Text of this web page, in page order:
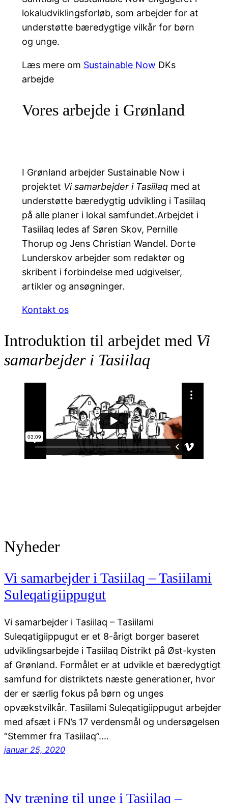
lokaludviklingsforløb, som arbejder for at
understøtte bæredygtige vilkår for børn
og unge.
Læs mere om Sustainable Now DKs
arbejde
Vores arbejde i Grønland
I Grønland arbejder Sustainable Now i
projektet Vi samarbejder i Tasiilaq med at
understøtte bæredygtig udvikling i Tasiilaq
på alle planer i lokal samfundet.Arbejdet i
Tasiilaq ledes af Søren Skov, Pernille
Thorup og Jens Christian Wandel. Dorte
Lunderskov arbejder som redaktør og
skribent i forbindelse med udgivelser,
artikler og ansøgninger.
Kontakt os
Introduktion til arbejdet med Vi
samarbejder i Tasiilaq
Nyheder
Vi samarbejder i Tasiilaq – Tasiilami
Suleqatigiippugut
Vi samarbejder i Tasiilaq – Tasiilami
Suleqatigiippugut er et 8-årigt borger baseret
udviklingsarbejde i Tasiilaq Distrikt på Øst-kysten
af Grønland. Formålet er at udvikle et bæredygtigt
samfund for distriktets næste generationer, hvor
der er særlig fokus på børn og unges
opvækstvilkår. Tasiilami Suleqatigiippugut arbejder
med afsæt i FN’s 17 verdensmål og undersøgelsen
“Stemmer fra Tasiilaq”.…
januar 25, 2020
Ny træning til unge i Tasiilaq –